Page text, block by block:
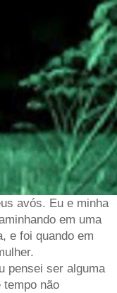
avós. Eu e minha
em uma
e foi quando em
pensei ser alguma
tempo não